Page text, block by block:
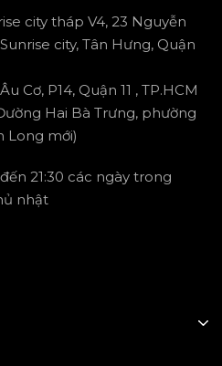
city tháp V4, 23 Nguyễn
city, Tân Hưng, Quận
Cơ, P14, Quận 11 , TP.HCM
Hai Bà Trưng, phường
Long mới)
21:30 các ngày trong
nhật